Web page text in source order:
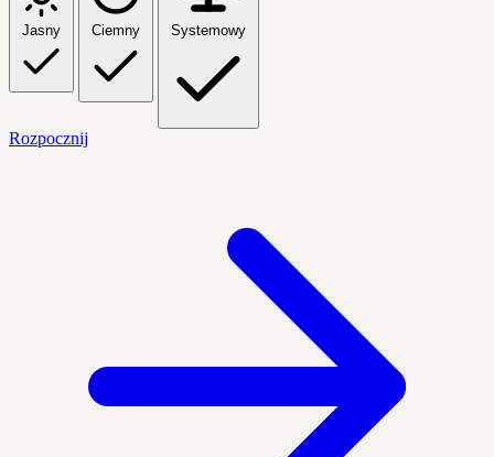
Jasny Ciemny Systemowy
Rozpocznij